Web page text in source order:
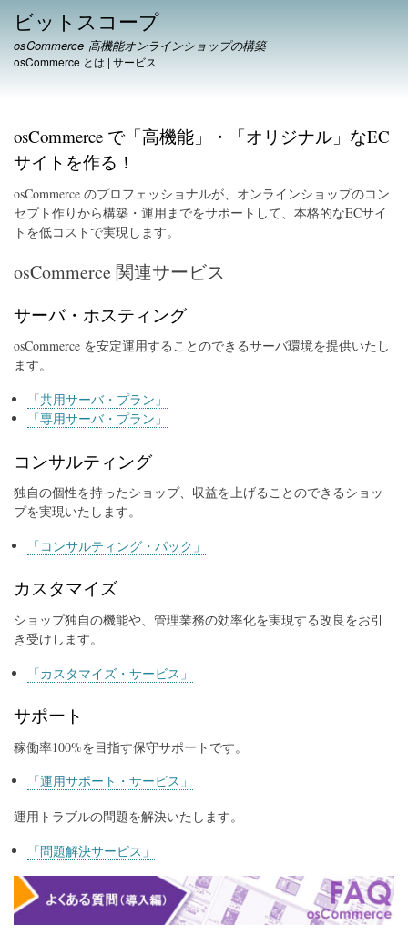
ン
移
動
ビットスコープ
osCommerce 高機能オンラインショップの構築
osCommerce とは | サービス
osCommerce で「高機能」・「オリジナル」なEC
サイトを作る！
osCommerce のプロフェッショナルが、オンラインショップのコン
セプト作りから構築・運用までをサポートして、本格的なECサイ
トを低コストで実現します。
osCommerce 関連サービス
サーバ・ホスティング
osCommerce を安定運用することのできるサーバ環境を提供いたし
ます。
「共用サーバ・プラン」
「専用サーバ・プラン」
コンサルティング
独自の個性を持ったショップ、収益を上げることのできるショッ
プを実現いたします。
「コンサルティング・パック」
カスタマイズ
ショップ独自の機能や、管理業務の効率化を実現する改良をお引
き受けします。
「カスタマイズ・サービス」
サポート
稼働率100%を目指す保守サポートです。
「運用サポート・サービス」
運用トラブルの問題を解決いたします。
「問題解決サービス」